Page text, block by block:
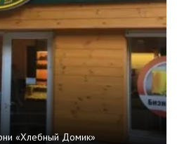
«Хлебный Домик»